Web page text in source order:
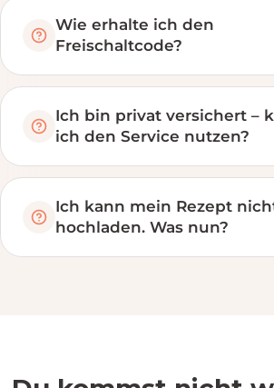
Wie erhalte ich den
Freischaltcode?
Ich bin privat versichert –
ich den Service nutzen?
Ich kann mein Rezept
hochladen. Was nun?